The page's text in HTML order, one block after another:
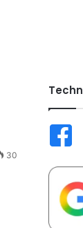
30